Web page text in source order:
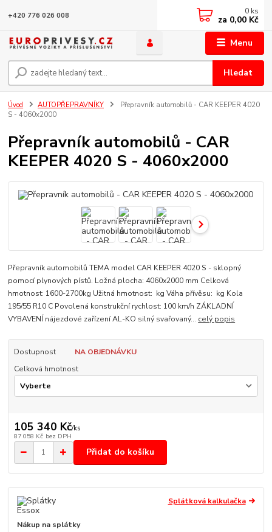
Menu
Hledat
+420 776 026 008 0 ks
za 0,00 Kč
Úvod AUTOPŘEPRAVNÍKY
Přepravník automobilů - CAR KEEPER 4020
S - 4060x2000
Přepravník automobilů - CAR
KEEPER 4020 S - 4060x2000
Přepravník automobilů TEMA model CAR KEEPER 4020 S - sklopný
pomocí plynových pístů. Ložná plocha: 4060x2000 mm Celková
hmotnost: 1600-2700kg Užitná hmotnost: kg Váha přívěsu: kg Kola
195/55 R10 C Povolená konstrukční rychlost: 100 km/h ZÁKLADNÍ
VYBAVENÍ nájezdové zařízení AL-KO silný svařovaný... celý popis
Dostupnost
NA OBJEDNÁVKU
Celková hmotnost
105 340 Kč/ks
87 058 Kč bez DPH
Přidat do košíku
Splátková kalkulačka
Nákup na splátky